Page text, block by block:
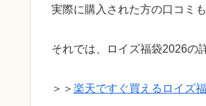
実際に購入された方の口コミ
それでは、ロイズ福袋2026の
＞＞ 楽天ですぐ買えるロイズ